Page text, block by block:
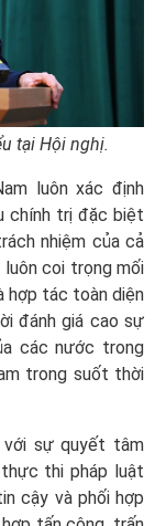
tại Hội nghị.
luôn xác định
chính trị đặc biệt
nhiệm của cả
luôn coi trọng mối
hợp tác toàn diện
đánh giá cao sự
các nước trong
trong suốt thời
với sự quyết tâm
thi pháp luật
cậy và phối hợp